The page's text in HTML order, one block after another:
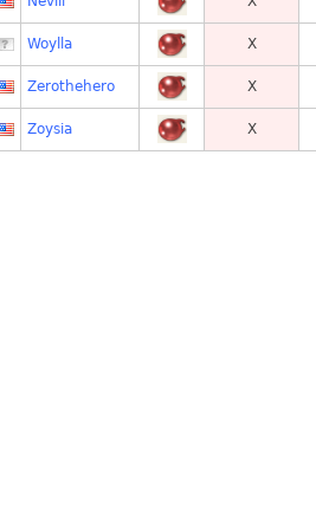
Woylla X
Zerothehero X
Zoysia X